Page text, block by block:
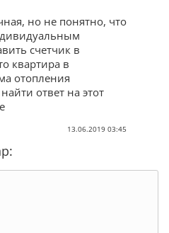
но не понятно, что
счетчик в
квартира в
отопления
ответ на этот
13.06.2019 03:45